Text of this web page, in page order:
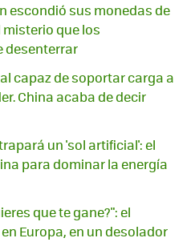
escondió sus monedas de
misterio que los
desenterrar
capaz de soportar carga a
China acaba de decir
un 'sol artificial': el
para dominar la energía
que te gane?": el
Europa, en un desolador